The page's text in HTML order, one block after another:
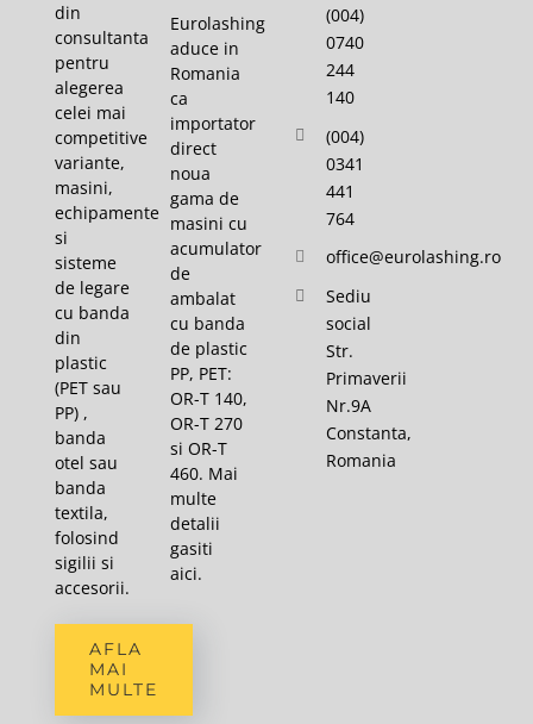
din
consultanta
pentru
alegerea
celei mai
competitive
variante,
masini,
echipamente
si
sisteme
de legare
cu banda
din
plastic
(PET sau
PP) ,
banda
otel sau
banda
textila,
folosind
sigilii si
accesorii.
AFLA
MAI
MULTE
Eurolashing
aduce in
Romania
ca
importator
direct
noua
gama de
masini cu
acumulator
de
ambalat
cu banda
de plastic
PP, PET:
OR-T 140,
OR-T 270
si OR-T
460. Mai
multe
detalii
gasiti
aici.
(004)
0740
244
140
(004)
0341
441
764
office@eurolashing.ro
Sediu
social
Str.
Primaverii
Nr.9A
Constanta,
Romania